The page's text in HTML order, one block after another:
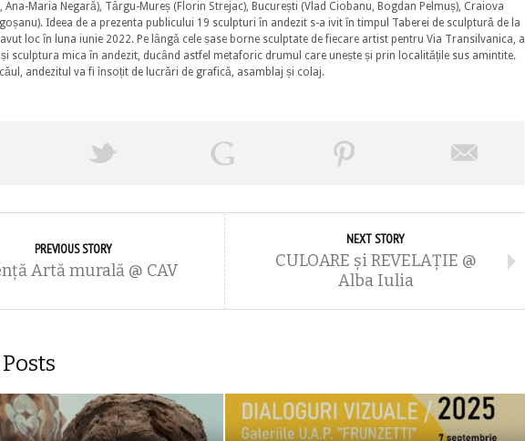
Ana-Maria Negarǎ), Tȃrgu-Mureș (Florin Strejac), București (Vlad Ciobanu, Bogdan Pelmuș), Craiova
Ideea de a prezenta publicului 19 sculpturi ȋn andezit s-a ivit ȋn timpul Taberei de sculpturǎ de la
loc ȋn luna iunie 2022. Pe lȃngǎ cele ṣase borne sculptate de fiecare artist pentru Via Transilvanica, a
sculptura mica ȋn andezit, ducȃnd astfel metaforic drumul care uneṣte și prin localitǎțile sus amintite.
andezitul va fi ỉnsoțit de lucrǎri de graficǎ, asamblaj și colaj.
PREVIOUS STORY
Artă murală @ CAV
NEXT STORY
CULOARE și REVELAȚIE @
Alba Iulia